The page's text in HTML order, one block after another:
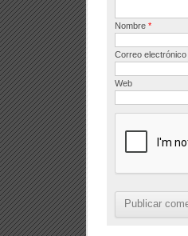
Nombre *
Correo electrónico
Web